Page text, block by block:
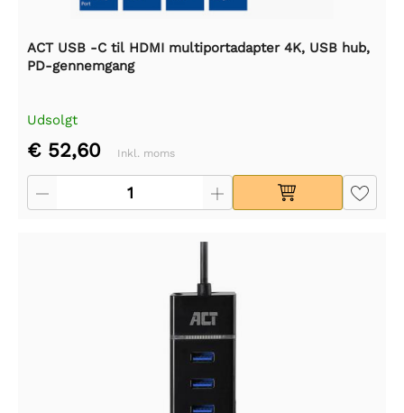
ACT USB -C til HDMI multiportadapter 4K, USB hub,
PD-gennemgang
Udsolgt
€ 52,60 Inkl. moms